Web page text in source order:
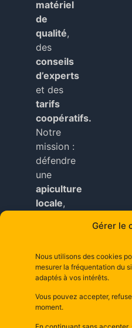
Gérer le
Nous utilisons des cookies
mesurer la fréquentation du
adaptés à vos intérêts.
Vous pouvez accepter,
moment.
matériel
de
qualité,
des
conseils
d’experts
et des
tarifs
coopératifs.
Notre
mission :
défendre
une
apiculture
locale,
à tous
nos